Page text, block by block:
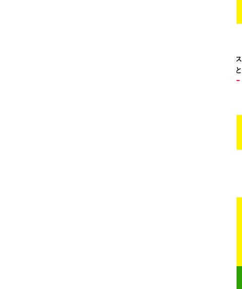
。ガソリンス
タンドや整備工場の既存インフラを活用すること
リー